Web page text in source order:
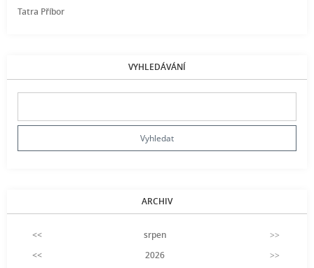
Tatra Příbor
VYHLEDÁVÁNÍ
ARCHIV
<< srpen
>>
<<
2026
>>